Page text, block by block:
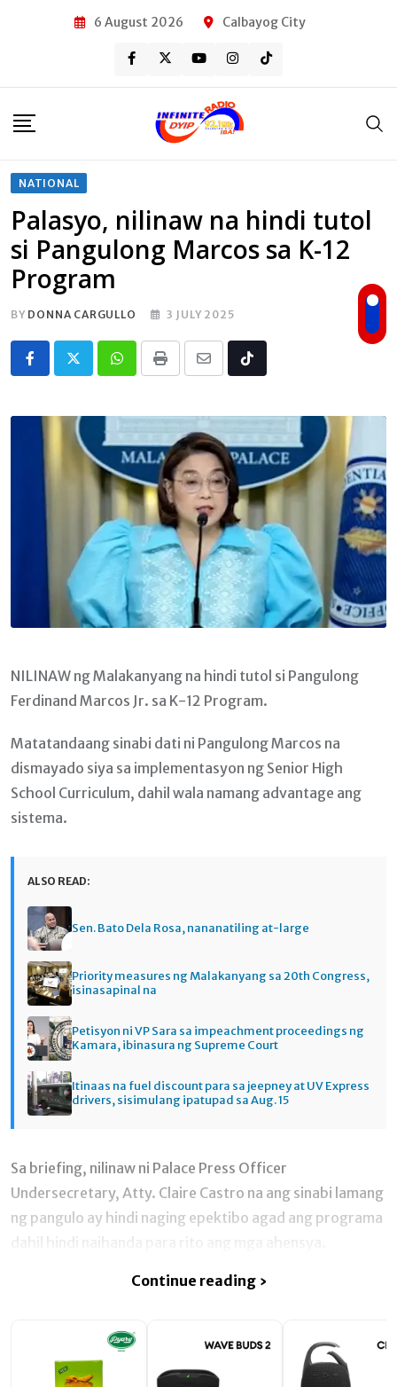
6 August 2026 Calbayog City
NATIONAL
Palasyo, nilinaw na hindi tutol
si Pangulong Marcos sa K-12
Program
BY DONNA CARGULLO 3 JULY 2025
Whatsapp
Print
Share
Email
Tiktok
NILINAW ng Malakanyang na hindi tutol si Pangulong
Ferdinand Marcos Jr. sa K-12 Program.
Matatandaang sinabi dati ni Pangulong Marcos na
dismayado siya sa implementasyon ng Senior High
School Curriculum, dahil wala namang advantage ang
sistema.
ALSO READ:
Sen. Bato Dela Rosa, nananatiling at-large
Priority measures ng Malakanyang sa 20th Congress,
isinasapinal na
Petisyon ni VP Sara sa impeachment proceedings ng
Kamara, ibinasura ng Supreme Court
Itinaas na fuel discount para sa jeepney at UV Express
drivers, sisimulang ipatupad sa Aug. 15
Sa briefing, nilinaw ni Palace Press Officer
Undersecretary, Atty. Claire Castro na ang sinabi lamang
ng pangulo ay hindi naging epektibo agad ang programa
dahil hindi naihanda para rito ang mga ahensya.
Continue reading ›